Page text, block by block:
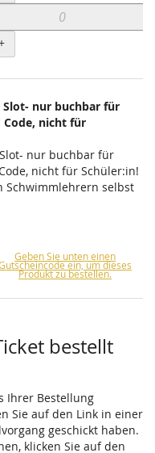
nur buchbar für
nicht für
nur buchbar für
nicht für Schüler:in!
Schwimmlehrern selbst
Geben Sie unten einen
ein, um dieses
Produkt zu bestellen.
bestellt
Ihrer Bestellung
Sie auf den Link in einer
geschickt haben.
klicken Sie auf den